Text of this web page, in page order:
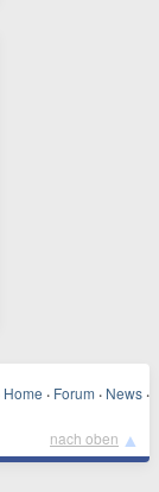
Home · Forum · News ·
nach oben ▲